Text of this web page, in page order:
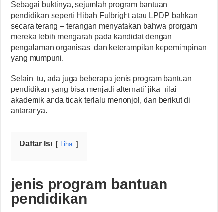
Sebagai buktinya, sejumlah program bantuan
pendidikan seperti Hibah Fulbright atau LPDP bahkan
secara terang – terangan menyatakan bahwa prorgam
mereka lebih mengarah pada kandidat dengan
pengalaman organisasi dan keterampilan kepemimpinan
yang mumpuni.
Selain itu, ada juga beberapa jenis program bantuan
pendidikan yang bisa menjadi alternatif jika nilai
akademik anda tidak terlalu menonjol, dan berikut di
antaranya.
Daftar Isi Lihat
jenis program bantuan
pendidikan